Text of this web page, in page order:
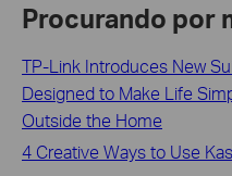
Procurando por
TP-Link Introduces New
Designed to Make Life
Outside the Home
4 Creative Ways to Use